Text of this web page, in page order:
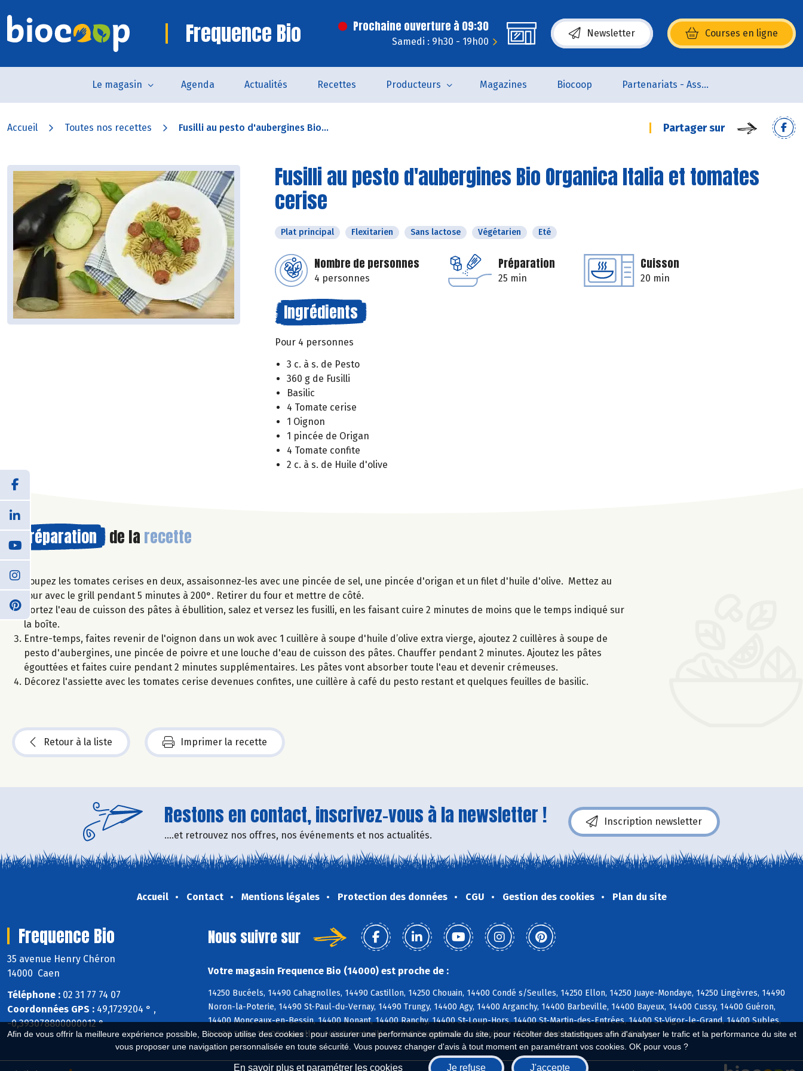
Afin de vous offrir la meilleure expérience possible, Biocoop utilise des cookies : pour assurer une performance optimale du site, pour récolter des statistiques afin d'analyser le trafic et la performance du site et
vous proposer une navigation personnalisée en toute sécurité. Vous pouvez changer d'avis à tout moment en paramétrant vos cookies. OK pour vous ?
En savoir plus et paramétrer les cookies Je refuse J'accepte
Frequence Bio Prochaine ouverture à 09:30
Samedi : 9h30 - 19h00
Newsletter Courses en ligne
(s’ouvre dans une nouvelle fenêtre)
Le magasin Agenda Actualités Recettes Producteurs Magazines Biocoop Partenariats - Associations
Accueil Toutes nos recettes Fusilli au pesto d'aubergines Bio... Partager sur
Fusilli au pesto d'aubergines Bio Organica Italia et tomates
cerise
Plat principal Flexitarien Sans lactose Végétarien Eté
Nombre de personnes
4 personnes
Préparation
25 min
Cuisson
20 min
Ingrédients
Pour 4 personnes
3 c. à s. de Pesto
360 g de Fusilli
Basilic
4 Tomate cerise
1 Oignon
1 pincée de Origan
4 Tomate confite
2 c. à s. de Huile d'olive
Préparation de la recette
Coupez les tomates cerises en deux, assaisonnez-les avec une pincée de sel, une pincée d'origan et un filet d'huile d'olive. Mettez au
four avec le grill pendant 5 minutes à 200°. Retirer du four et mettre de côté.
Portez l'eau de cuisson des pâtes à ébullition, salez et versez les fusilli, en les faisant cuire 2 minutes de moins que le temps indiqué sur
la boîte.
Entre-temps, faites revenir de l'oignon dans un wok avec 1 cuillère à soupe d'huile d’olive extra vierge, ajoutez 2 cuillères à soupe de
pesto d'aubergines, une pincée de poivre et une louche d'eau de cuisson des pâtes. Chauffer pendant 2 minutes. Ajoutez les pâtes
égouttées et faites cuire pendant 2 minutes supplémentaires. Les pâtes vont absorber toute l'eau et devenir crémeuses.
Décorez l'assiette avec les tomates cerise devenues confites, une cuillère à café du pesto restant et quelques feuilles de basilic.
Retour à la liste Imprimer la recette
Restons en contact, inscrivez-vous à la newsletter !
....et retrouvez nos offres, nos événements et nos actualités.
Inscription newsletter
Accueil Contact Mentions légales Protection des données CGU Gestion des cookies Plan du site
Frequence Bio
35 avenue Henry Chéron
14000 Caen
Téléphone : 02 31 77 74 07
Coordonnées GPS : 49,1729204 ° ,
-0,393078800000012 °
Nous suivre sur
Votre magasin Frequence Bio (14000) est proche de :
14250 Bucéels, 14490 Cahagnolles, 14490 Castillon, 14250 Chouain, 14400 Condé s/Seulles, 14250 Ellon, 14250 Juaye-Mondaye, 14250 Lingèvres, 14490
Noron-la-Poterie, 14490 St-Paul-du-Vernay, 14490 Trungy, 14400 Agy, 14400 Arganchy, 14400 Barbeville, 14400 Bayeux, 14400 Cussy, 14400 Guéron,
14400 Monceaux-en-Bessin, 14400 Nonant, 14400 Ranchy, 14400 St-Loup-Hors, 14400 St-Martin-des-Entrées, 14400 St-Vigor-le-Grand, 14400 Subles,
14400 Sully, 14400 Vaucelles, 14240 Anctoville, 14240 Feuguerolles s/Seulles, 14250 Hottot-les-Bagues, 14240 Livry